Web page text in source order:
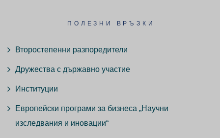
ПОЛЕЗНИ ВРЪЗКИ
Второстепенни разпоредители
Дружества с държавно участие
Институции
Европейски програми за бизнеса „Научни
изследвания и иновации“